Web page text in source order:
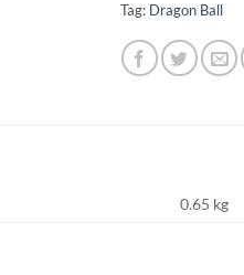
Tag: Dragon Ball
0.65 kg